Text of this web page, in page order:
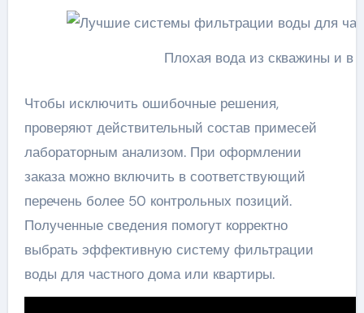
Плохая вода из скважины и в
Чтобы исключить ошибочные решения,
проверяют действительный состав примесей
лабораторным анализом. При оформлении
заказа можно включить в соответствующий
перечень более 50 контрольных позиций.
Полученные сведения помогут корректно
выбрать эффективную систему фильтрации
воды для частного дома или квартиры.